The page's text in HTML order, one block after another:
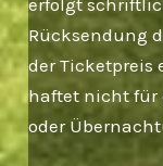
erfolgt
Rücksendung
der Ticketpreis
haftet nicht für
oder